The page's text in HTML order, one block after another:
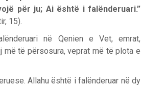
për ju; Ai është i falënderuari.”
15).
në Qenien e Vet, emrat,
të përsosura, veprat më të plota e
Allahu është i falënderuar në dy